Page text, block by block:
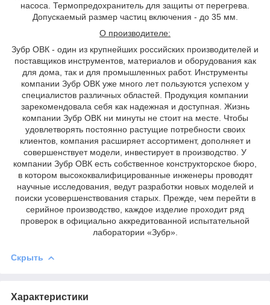
насоса. Термопредохранитель для защиты от перегрева.
Допускаемый размер частиц включения - до 35 мм.
О производителе:
Зубр ОВК - один из крупнейших российских производителей и
поставщиков инструментов, материалов и оборудования как
для дома, так и для промышленных работ. Инструменты
компании Зубр ОВК уже много лет пользуются успехом у
специалистов различных областей. Продукция компании
зарекомендовала себя как надежная и доступная. Жизнь
компании Зубр ОВК ни минуты не стоит на месте. Чтобы
удовлетворять постоянно растущие потребности своих
клиентов, компания расширяет ассортимент, дополняет и
совершенствует модели, инвестирует в производство. У
компании Зубр ОВК есть собственное конструкторское бюро,
в котором высококвалифицированные инженеры проводят
научные исследования, ведут разработки новых моделей и
поиски усовершенствования старых. Прежде, чем перейти в
серийное производство, каждое изделие проходит ряд
проверок в официально аккредитованной испытательной
лаборатории «Зубр».
Скрыть
Характеристики